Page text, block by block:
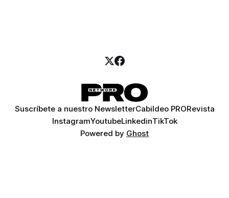
Suscríbete a nuestro NewsletterCabildeo PRORevista
InstagramYoutubeLinkedinTikTok
Powered by Ghost